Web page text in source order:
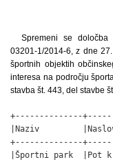
Spremeni se določba
03201-1/2014-6, z dne
športnih objektih
interesa na področju
stavba št. 443, del stavbe
+--------------
|Naziv
+--------------
|Športni park  |Pot